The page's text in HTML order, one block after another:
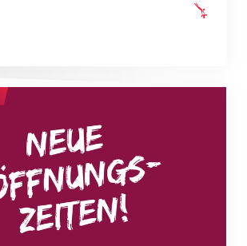
ab 1. August 2026